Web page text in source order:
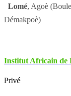
Lomé, Agoè
Démakpoè)
Institut Africain de
Privé